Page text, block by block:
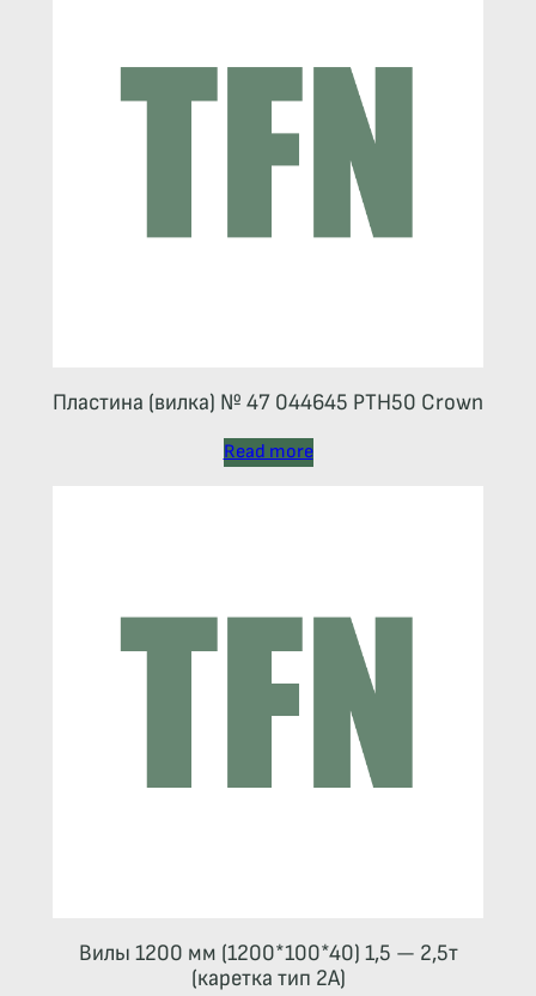
Пластина (вилка) № 47 044645 РТН50 Crown
Read more
Вилы 1200 мм (1200*100*40) 1,5 — 2,5т
(каретка тип 2A)